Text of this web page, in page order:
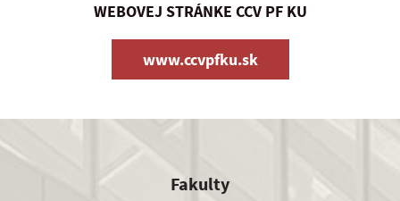
WEBOVEJ STRÁNKE CCV PF KU
www.ccvpfku.sk
Fakulty